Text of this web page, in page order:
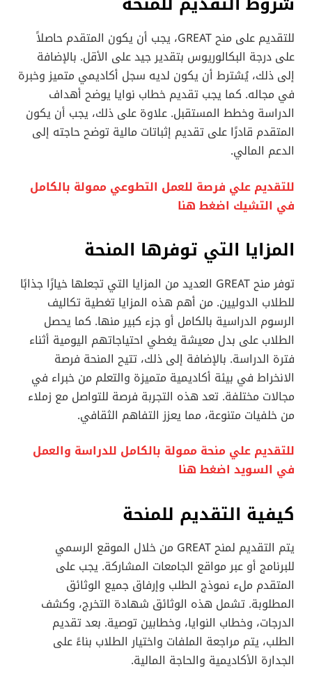
للتقديم على منح GREAT، يجب أن يكون المتقدم حاصلاً
على درجة البكالوريوس بتقدير جيد على الأقل. بالإضافة
إلى ذلك، يُشترط أن يكون لديه سجل أكاديمي متميز وخبرة
في مجاله. كما يجب تقديم خطاب نوايا يوضح أهداف
الدراسة وخطط المستقبل. علاوة على ذلك، يجب أن يكون
المتقدم قادرًا على تقديم إثباتات مالية توضح حاجته إلى
الدعم المالي.
للتقديم علي فرصة للعمل التطوعي ممولة بالكامل
في التشيك اضغط هنا
المزايا التي توفرها المنحة
توفر منح GREAT العديد من المزايا التي تجعلها خيارًا جذابًا
للطلاب الدوليين. من أهم هذه المزايا تغطية تكاليف
الرسوم الدراسية بالكامل أو جزء كبير منها. كما يحصل
الطلاب على بدل معيشة يغطي احتياجاتهم اليومية أثناء
فترة الدراسة. بالإضافة إلى ذلك، تتيح المنحة فرصة
الانخراط في بيئة أكاديمية متميزة والتعلم من خبراء في
مجالات مختلفة. تعد هذه التجربة فرصة للتواصل مع زملاء
من خلفيات متنوعة، مما يعزز التفاهم الثقافي.
للتقديم علي منحة ممولة بالكامل للدراسة والعمل
في السويد اضغط هنا
كيفية التقديم للمنحة
يتم التقديم لمنح GREAT من خلال الموقع الرسمي
للبرنامج أو عبر مواقع الجامعات المشاركة. يجب على
المتقدم ملء نموذج الطلب وإرفاق جميع الوثائق
المطلوبة. تشمل هذه الوثائق شهادة التخرج، وكشف
الدرجات، وخطاب النوايا، وخطابين توصية. بعد تقديم
الطلب، يتم مراجعة الملفات واختيار الطلاب بناءً على
الجدارة الأكاديمية والحاجة المالية.